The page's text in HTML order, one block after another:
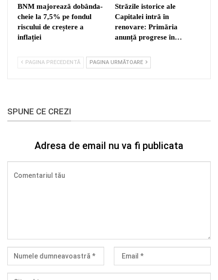
BNM majorează dobânda-
cheie la 7,5% pe fondul
riscului de creștere a
inflației
Străzile istorice ale
Capitalei intră în
renovare: Primăria
anunță progrese în…
PAGINA PRECEDENTĂ PAGINA URMĂTOARE
SPUNE CE CREZI
Adresa de email nu va fi publicata